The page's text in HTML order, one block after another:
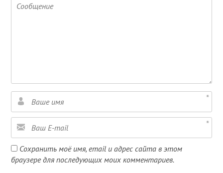
Сохранить моё имя, email и адрес сайта в этом
браузере для последующих моих комментариев.